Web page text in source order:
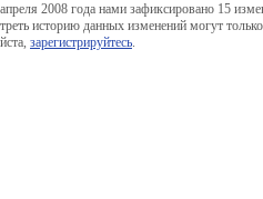
2008 года нами зафиксировано 15
историю данных изменений могут
зарегистрируйтесь.